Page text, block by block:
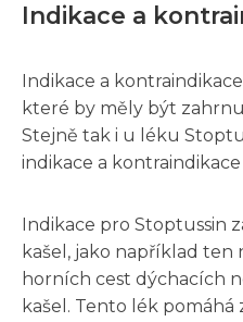
Indikace a
Indikace a
které by měly být
Stejně tak i u léku
indikace a
Indikace pro Stoptussin
kašel, jako například
horních cest dýchacích
kašel. Tento lék